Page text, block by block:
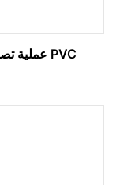
عملية تصنيع لب الورق المخصص والفيلم الشفاف PVC